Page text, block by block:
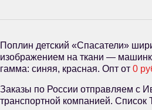
Поплин детский «Спасатели»
изображением на ткани —
гамма: синяя, красная. Опт от 0
Заказы по России отправляем с
транспортной компанией. Список